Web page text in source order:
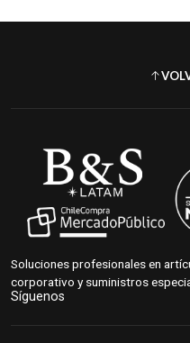
Soluciones profesionales en
corporativo y suministros
Síguenos